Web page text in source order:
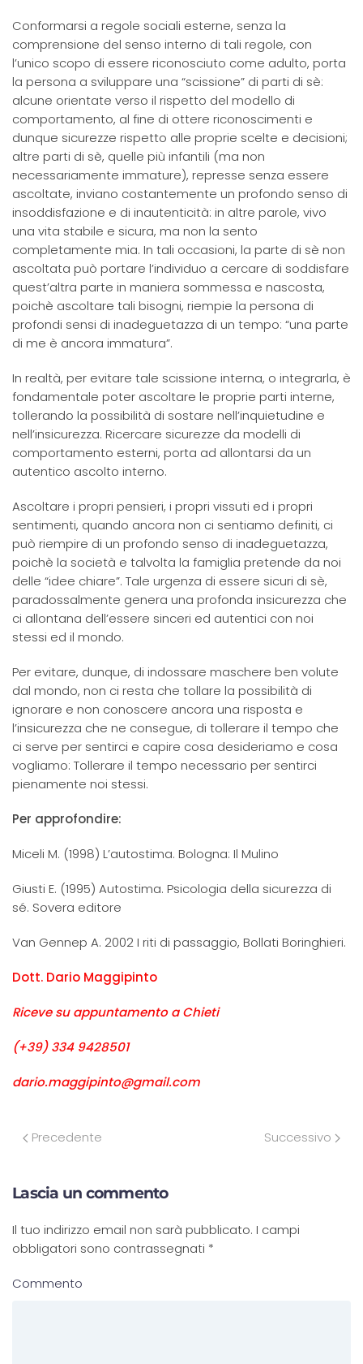
Conformarsi a regole sociali esterne, senza la
comprensione del senso interno di tali regole, con
l’unico scopo di essere riconosciuto come adulto, porta
la persona a sviluppare una “scissione” di parti di sè:
alcune orientate verso il rispetto del modello di
comportamento, al fine di ottere riconoscimenti e
dunque sicurezze rispetto alle proprie scelte e decisioni;
altre parti di sè, quelle più infantili (ma non
necessariamente immature), represse senza essere
ascoltate, inviano costantemente un profondo senso di
insoddisfazione e di inautenticità: in altre parole, vivo
una vita stabile e sicura, ma non la sento
completamente mia. In tali occasioni, la parte di sè non
ascoltata può portare l’individuo a cercare di soddisfare
quest’altra parte in maniera sommessa e nascosta,
poichè ascoltare tali bisogni, riempie la persona di
profondi sensi di inadeguetazza di un tempo: “una parte
di me è ancora immatura”.
In realtà, per evitare tale scissione interna, o integrarla, è
fondamentale poter ascoltare le proprie parti interne,
tollerando la possibilità di sostare nell’inquietudine e
nell’insicurezza. Ricercare sicurezze da modelli di
comportamento esterni, porta ad allontarsi da un
autentico ascolto interno.
Ascoltare i propri pensieri, i propri vissuti ed i propri
sentimenti, quando ancora non ci sentiamo definiti, ci
può riempire di un profondo senso di inadeguetazza,
poichè la società e talvolta la famiglia pretende da noi
delle “idee chiare”. Tale urgenza di essere sicuri di sè,
paradossalmente genera una profonda insicurezza che
ci allontana dell’essere sinceri ed autentici con noi
stessi ed il mondo.
Per evitare, dunque, di indossare maschere ben volute
dal mondo, non ci resta che tollare la possibilità di
ignorare e non conoscere ancora una risposta e
l’insicurezza che ne consegue, di tollerare il tempo che
ci serve per sentirci e capire cosa desideriamo e cosa
vogliamo: Tollerare il tempo necessario per sentirci
pienamente noi stessi.
Per approfondire:
Miceli M. (1998) L’autostima. Bologna: Il Mulino
Giusti E. (1995) Autostima. Psicologia della sicurezza di
sé. Sovera editore
Van Gennep A. 2002 I riti di passaggio, Bollati Boringhieri.
Dott. Dario Maggipinto
Riceve su appuntamento a Chieti
(+39) 334 9428501
dario.maggipinto@gmail.com
Precedente Successivo
Lascia un commento
Il tuo indirizzo email non sarà pubblicato. I campi
obbligatori sono contrassegnati *
Commento